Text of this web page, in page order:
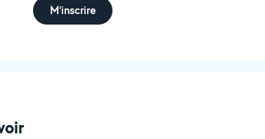
M'inscrire